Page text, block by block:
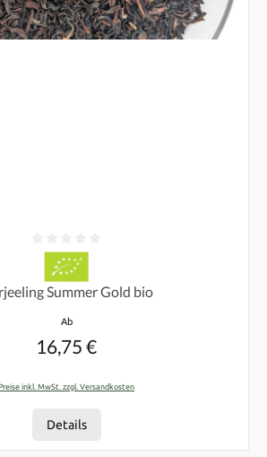
von 0 von 5 Sternen
Summer Gold bio
Regulärer Preis:
Ab
16,75 €
inkl. MwSt. zzgl. Versandkosten
Details